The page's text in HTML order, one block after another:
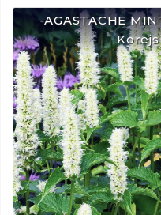
-AGASTACHE